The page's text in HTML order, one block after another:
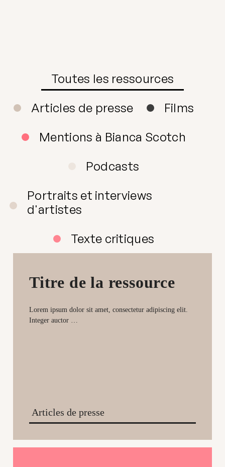
Toutes les ressources
Articles de presse
Films
Mentions à Bianca Scotch
Podcasts
Portraits et interviews
d'artistes
Texte critiques
Titre de la ressource
Lorem ipsum dolor sit amet, consectetur adipiscing elit.
Integer auctor …
Articles de presse